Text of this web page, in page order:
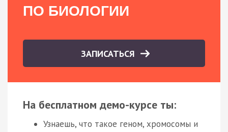
ПО БИОЛОГИИ
ЗАПИСАТЬСЯ
На бесплатном демо-курсе ты:
Узнаешь, что такое геном, хромосомы и